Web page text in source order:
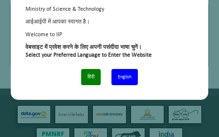
Ministry of Science & Technology
आईआईपी में आपका स्वागत है।
Welcome to IIP
वेबसाइट में प्रवेश करने के लिए अपनी पसंदीदा भाषा चुनें।
Select your Preferred Language to Enter the Website
हिंदी English
E Mail robindro@iip.res.in
Area of work/interest
Automotive Instrumentation, Electric Vehicle
Technologies, Embedded Technology, Supervision of